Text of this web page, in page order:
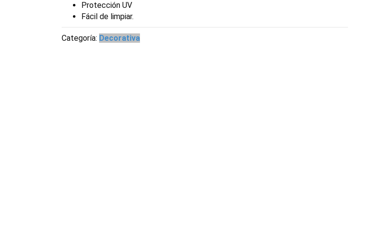
Protección UV
Fácil de limpiar.
Categoría: Decorativa